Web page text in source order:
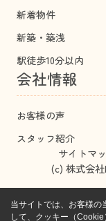
新着物件
新築・築浅
駅徒歩10分以内
会社情報
お客様の声
スタッフ紹介
サイトマ
(c) 株式会
当サイトでは、お客様の
して、クッキー（Cookie